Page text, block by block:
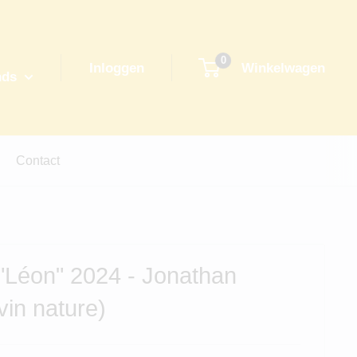
Inloggen 0 Winkelwagen
Contact
2024 - Jonathan
nature)